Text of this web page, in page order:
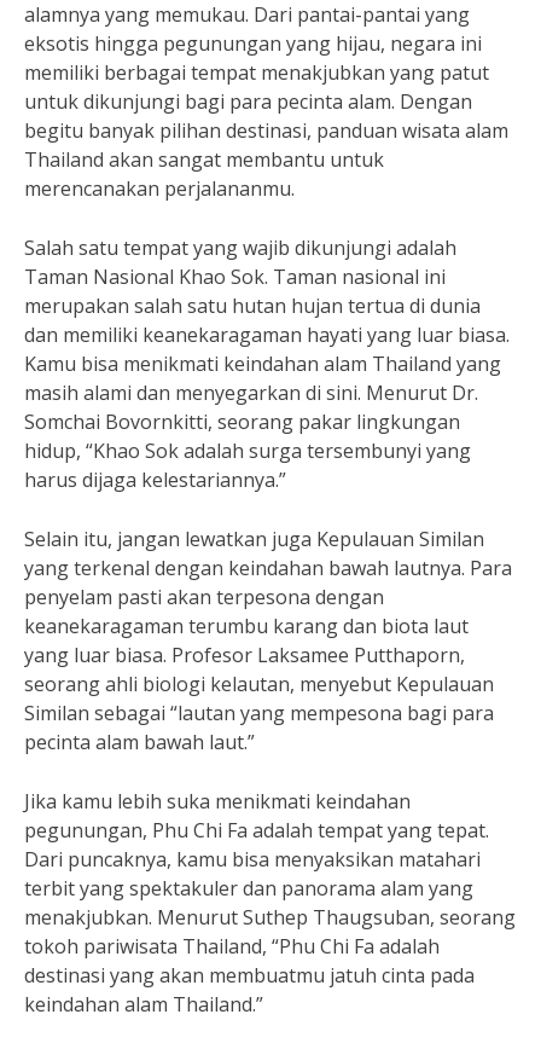
alamnya yang memukau. Dari pantai-pantai yang
eksotis hingga pegunungan yang hijau, negara ini
memiliki berbagai tempat menakjubkan yang patut
untuk dikunjungi bagi para pecinta alam. Dengan
begitu banyak pilihan destinasi, panduan wisata alam
Thailand akan sangat membantu untuk
merencanakan perjalananmu.
Salah satu tempat yang wajib dikunjungi adalah
Taman Nasional Khao Sok. Taman nasional ini
merupakan salah satu hutan hujan tertua di dunia
dan memiliki keanekaragaman hayati yang luar biasa.
Kamu bisa menikmati keindahan alam Thailand yang
masih alami dan menyegarkan di sini. Menurut Dr.
Somchai Bovornkitti, seorang pakar lingkungan
hidup, “Khao Sok adalah surga tersembunyi yang
harus dijaga kelestariannya.”
Selain itu, jangan lewatkan juga Kepulauan Similan
yang terkenal dengan keindahan bawah lautnya. Para
penyelam pasti akan terpesona dengan
keanekaragaman terumbu karang dan biota laut
yang luar biasa. Profesor Laksamee Putthaporn,
seorang ahli biologi kelautan, menyebut Kepulauan
Similan sebagai “lautan yang mempesona bagi para
pecinta alam bawah laut.”
Jika kamu lebih suka menikmati keindahan
pegunungan, Phu Chi Fa adalah tempat yang tepat.
Dari puncaknya, kamu bisa menyaksikan matahari
terbit yang spektakuler dan panorama alam yang
menakjubkan. Menurut Suthep Thaugsuban, seorang
tokoh pariwisata Thailand, “Phu Chi Fa adalah
destinasi yang akan membuatmu jatuh cinta pada
keindahan alam Thailand.”